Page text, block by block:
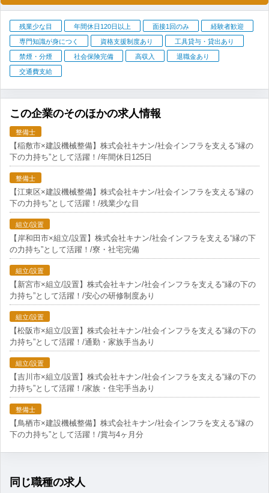
残業少な目 年間休日120日以上 面接1回のみ 経験者歓迎
専門知識が身につく 資格支援制度あり 工具貸与・貸出あり
禁煙・分煙 社会保険完備 高収入 退職金あり
交通費支給
この企業のそのほかの求人情報
【稲敷市×建設機械整備】株式会社キナン/社会インフラを支える“縁の
下の力持ち”として活躍！/年間休日125日
整備士
【江東区×建設機械整備】株式会社キナン/社会インフラを支える“縁の
下の力持ち”として活躍！/残業少な目
整備士
【岸和田市×組立/設置】株式会社キナン/社会インフラを支える“縁の下
の力持ち”として活躍！/寮・社宅完備
組立/設置
【新宮市×組立/設置】株式会社キナン/社会インフラを支える“縁の下の
力持ち”として活躍！/安心の研修制度あり
組立/設置
【松阪市×組立/設置】株式会社キナン/社会インフラを支える“縁の下の
力持ち”として活躍！/通勤・家族手当あり
組立/設置
【吉川市×組立/設置】株式会社キナン/社会インフラを支える“縁の下の
力持ち”として活躍！/家族・住宅手当あり
組立/設置
【鳥栖市×建設機械整備】株式会社キナン/社会インフラを支える“縁の
下の力持ち”として活躍！/賞与4ヶ月分
整備士
同じ職種の求人